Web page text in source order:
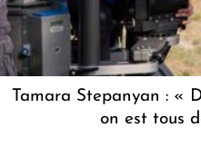
Tamara Stepanyan : «
on est tous